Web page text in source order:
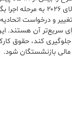
دارد آن را از اول جولای ۲۰۲۶
و درخواست
سریع‌تر آن هستند.
جلوگیری کند، حقوق
بازنشستگان شود.